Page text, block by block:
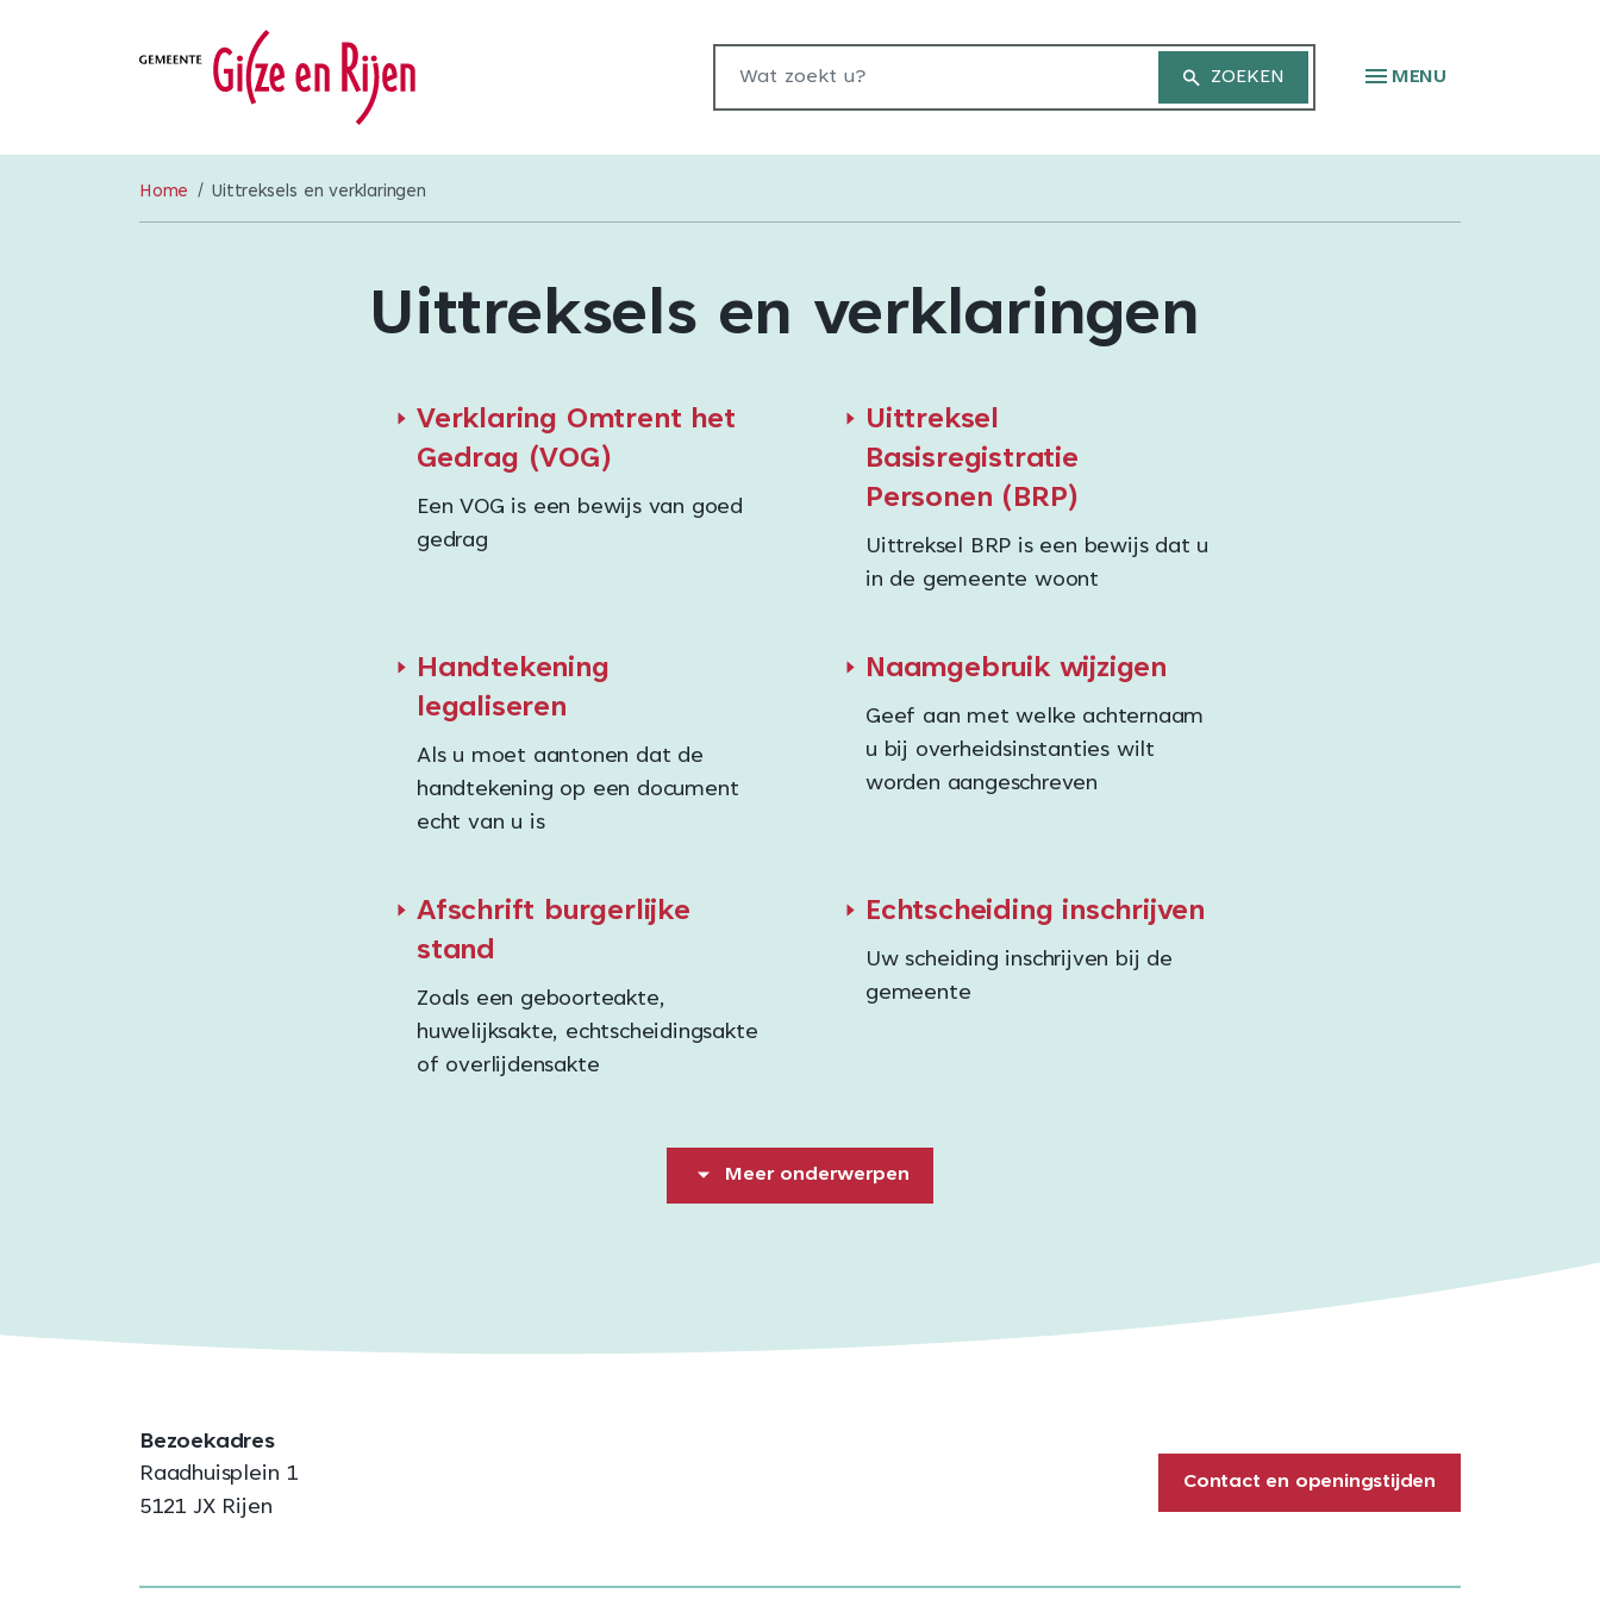
Wat zoekt u? MENU
Home Uittreksels en verklaringen
Uittreksels en verklaringen
Verklaring Omtrent het
Gedrag (VOG)
Een VOG is een bewijs van goed
gedrag
Uittreksel
Basisregistratie
Personen (BRP)
Uittreksel BRP is een bewijs dat u
in de gemeente woont
Handtekening
legaliseren
Als u moet aantonen dat de
handtekening op een document
echt van u is
Naamgebruik wijzigen
Geef aan met welke achternaam
u bij overheidsinstanties wilt
worden aangeschreven
Afschrift burgerlijke
stand
Zoals een geboorteakte,
huwelijksakte, echtscheidingsakte
of overlijdensakte
Echtscheiding inschrijven
Uw scheiding inschrijven bij de
gemeente
Meer onderwerpen
Bezoekadres
Raadhuisplein 1
5121 JX Rijen
Contact en openingstijden